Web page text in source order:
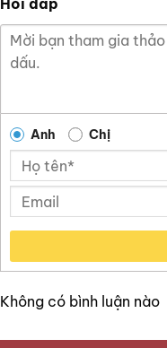
Hỏi đáp
Anh Chị
Không có bình luận nào